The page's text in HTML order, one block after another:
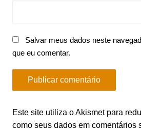
Salvar meus dados neste
que eu comentar.
Este site utiliza o Akismet para
como seus dados em comentários